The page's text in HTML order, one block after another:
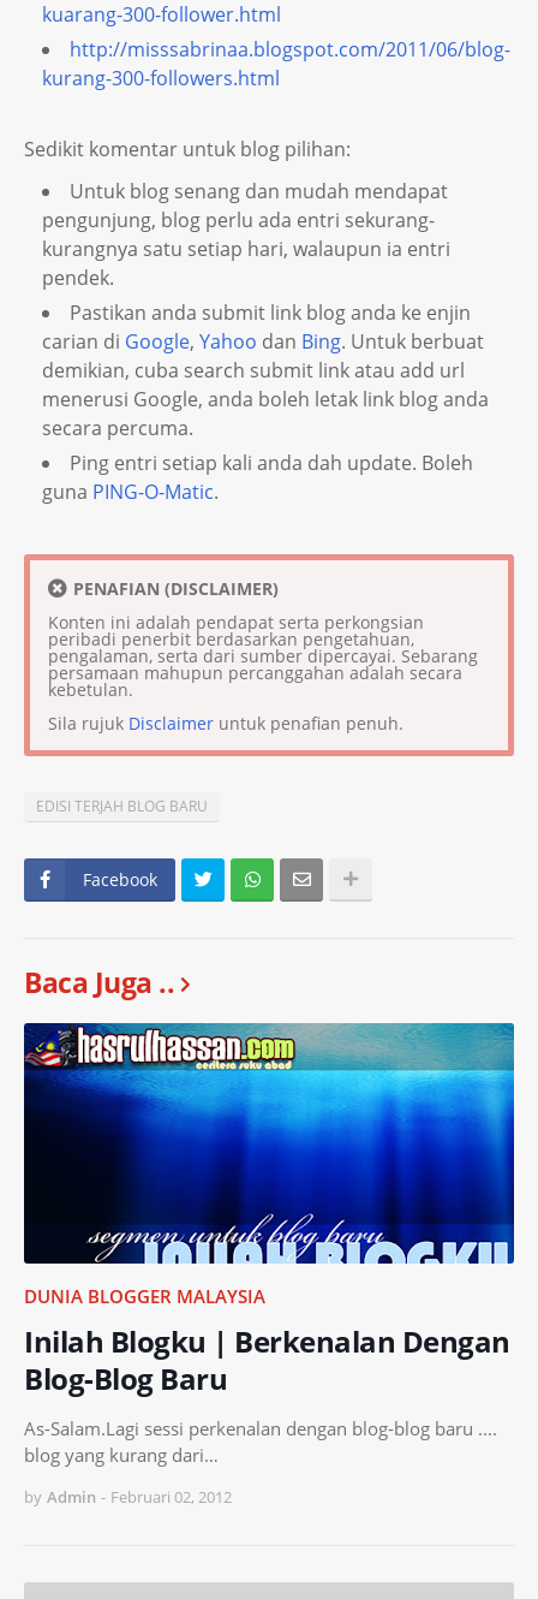
kuarang-300-follower.html
http://misssabrinaa.blogspot.com/2011/06/blog-
kurang-300-followers.html
Sedikit komentar untuk blog pilihan:
Untuk blog senang dan mudah mendapat
pengunjung, blog perlu ada entri sekurang-
kurangnya satu setiap hari, walaupun ia entri
pendek.
Pastikan anda submit link blog anda ke enjin
carian di Google, Yahoo dan Bing. Untuk berbuat
demikian, cuba search submit link atau add url
menerusi Google, anda boleh letak link blog anda
secara percuma.
Ping entri setiap kali anda dah update. Boleh
guna PING-O-Matic.
PENAFIAN (DISCLAIMER)
Konten ini adalah pendapat serta perkongsian
peribadi penerbit berdasarkan pengetahuan,
pengalaman, serta dari sumber dipercayai. Sebarang
persamaan mahupun percanggahan adalah secara
kebetulan.
Sila rujuk Disclaimer untuk penafian penuh.
EDISI TERJAH BLOG BARU
Facebook
Baca Juga ..
DUNIA BLOGGER MALAYSIA
Inilah Blogku | Berkenalan Dengan
Blog-Blog Baru
As-Salam.Lagi sessi perkenalan dengan blog-blog baru ....
blog yang kurang dari…
by Admin - Februari 02, 2012